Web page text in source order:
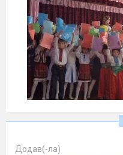
Додав(-ла)